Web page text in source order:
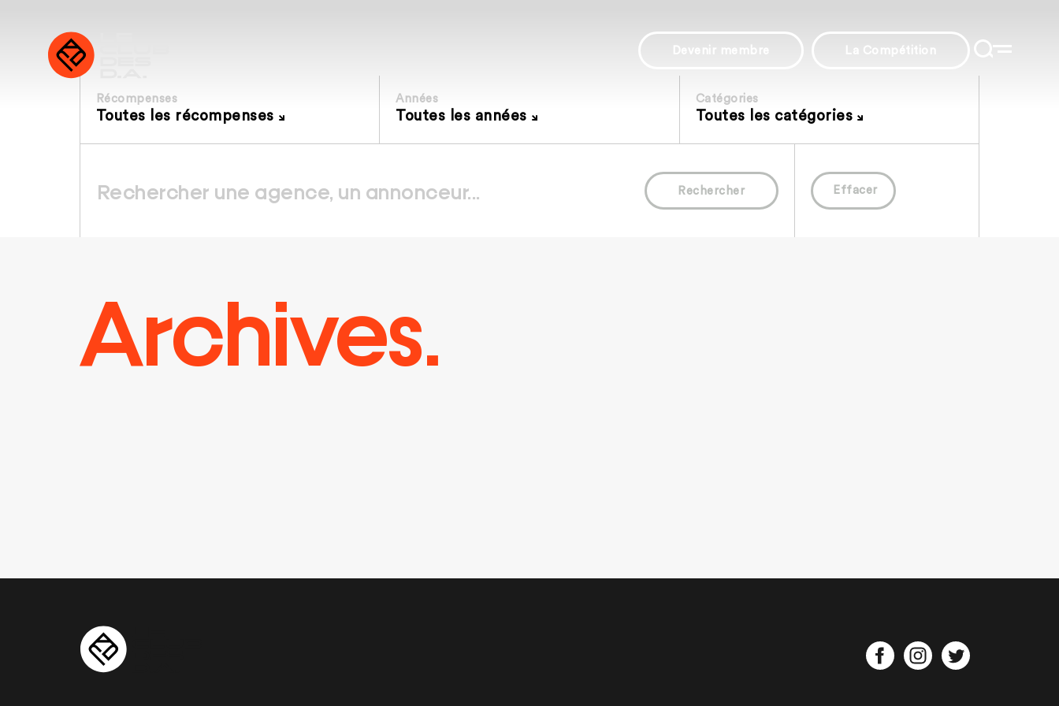
Devenir membre La Compétition
Récompenses
Toutes les récompenses
Années
Toutes les années
Catégories
Toutes les catégories
Rechercher Effacer
Archives.